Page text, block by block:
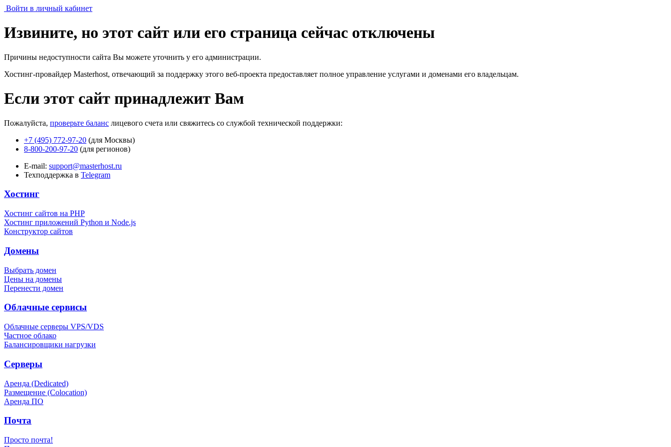
Войти в личный кабинет
Извините, но этот сайт или его страница сейчас отключены
Причины недоступности сайта Вы можете уточнить у его администрации.
Хостинг-провайдер Masterhost, отвечающий за поддержку этого веб-проекта предоставляет полное управление услугами и доменами его владельцам.
Если этот сайт принадлежит Вам
Пожалуйста, проверьте баланс лицевого счета или свяжитесь со службой технической поддержки:
+7 (495) 772-97-20 (для Москвы)
8-800-200-97-20 (для регионов)
E-mail: support@masterhost.ru
Техподдержка в Telegram
Хостинг
Хостинг сайтов на PHP
Хостинг приложений Python и Node.js
Конструктор сайтов
Домены
Выбрать домен
Цены на домены
Перенести домен
Облачные сервисы
Облачные серверы VPS/VDS
Частное облако
Балансировщики нагрузки
Серверы
Аренда (Dedicated)
Размещение (Colocation)
Аренда ПО
Почта
Просто почта!